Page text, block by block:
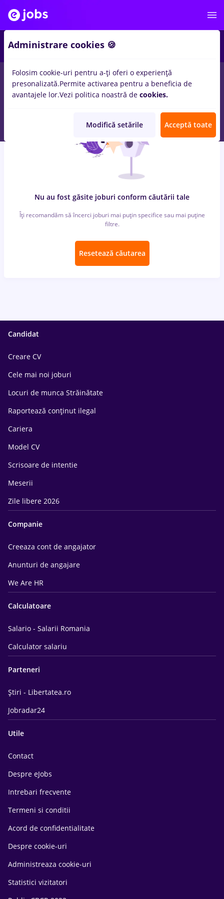
locuri de muncacu salarii cultura inBucurestipentru
StudentinConstructii / Instalatii, IT / Telecom
Nu au fost găsite joburi conform căutării tale
Îți recomandăm să încerci joburi mai puțin specifice sau mai puține
filtre.
Resetează căutarea
Candidat
Creare CV
Cele mai noi joburi
Locuri de munca Străinătate
Raportează conținut ilegal
Cariera
Model CV
Scrisoare de intentie
Meserii
Zile libere 2026
Companie
Creeaza cont de angajator
Anunturi de angajare
We Are HR
Calculatoare
Salario - Salarii Romania
Calculator salariu
Parteneri
Știri - Libertatea.ro
Jobradar24
Utile
Contact
Despre eJobs
Intrebari frecvente
Termeni si conditii
Acord de confidentialitate
Despre cookie-uri
Administreaza cookie-uri
Statistici vizitatori
Administrare cookies 🍪
Folosim cookie-uri pentru a-ți oferi o experiență
presonalizată.Permite activarea pentru a beneficia de
avantajele lor.Vezi politica noastră de cookies.
Modifică setările Acceptă toate